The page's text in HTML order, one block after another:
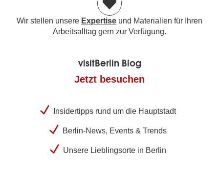
Wir stellen unsere Expertise und Materialien für Ihren
Arbeitsalltag gern zur Verfügung.
visitBerlin Blog
Jetzt besuchen
Insidertipps rund um die Hauptstadt
Berlin-News, Events & Trends
Unsere Lieblingsorte in Berlin